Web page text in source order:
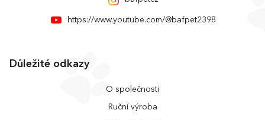
https://www.youtube.com/@bafpet2398
Důležité odkazy
O společnosti
Ruční výroba